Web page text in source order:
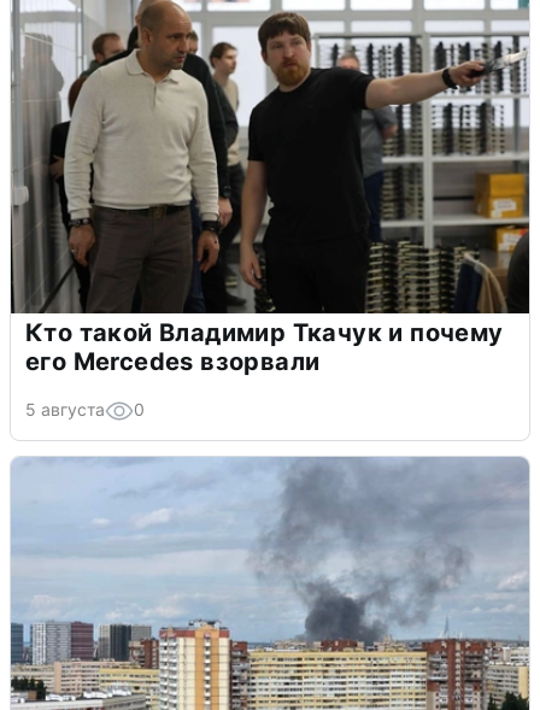
Кто такой Владимир Ткачук и почему
его Mercedes взорвали
5 августа 0